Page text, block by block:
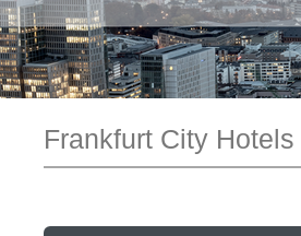
Frankfurt City Hotels